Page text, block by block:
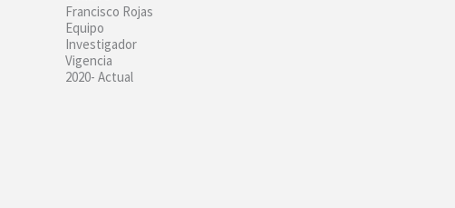
Francisco Rojas
Equipo
Investigador
Vigencia
2020- Actual